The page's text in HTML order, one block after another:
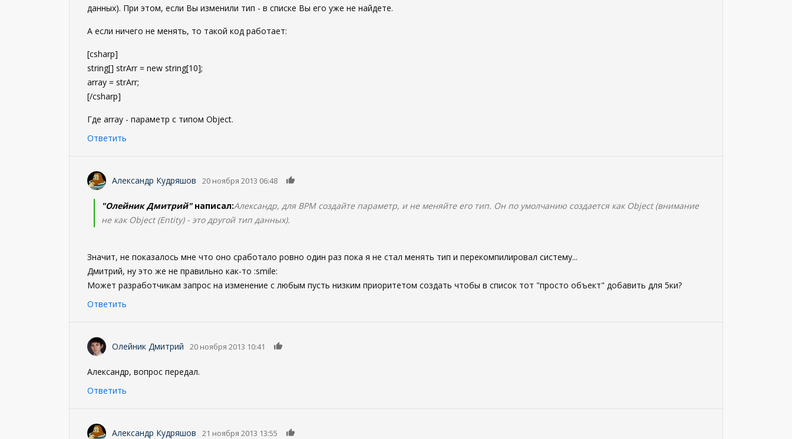
данных). При этом, если Вы изменили тип - в списке Вы его уже не найдете.
А если ничего не менять, то такой код работает:
[csharp]
string[] strArr = new string[10];
array = strArr;
[/csharp]
Где array - параметр с типом Object.
Ответить
Александр Кудряшов 20 ноября 2013 06:48
"Олейник Дмитрий"написал:Александр, для BPM создайте параметр, и не меняйте его тип. Он по умолчанию создается как Object (внимание
не как Object (Entity) - это другой тип данных).
Значит, не показалось мне что оно сработало ровно один раз пока я не стал менять тип и перекомпилировал систему...
Дмитрий, ну это же не правильно как-то :smile:
Может разработчикам запрос на изменение с любым пусть низким приоритетом создать чтобы в список тот "просто объект" добавить для 5ки?
Ответить
Олейник Дмитрий 20 ноября 2013 10:41
Александр, вопрос передал.
Ответить
Александр Кудряшов 21 ноября 2013 13:55